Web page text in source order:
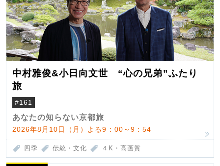
中村雅俊&小日向文世 “心の兄弟”ふたり
旅
#161
あなたの知らない京都旅
2026年8月10日（月）よる9：00～9：54
四季 伝統・文化 ４K・高画質